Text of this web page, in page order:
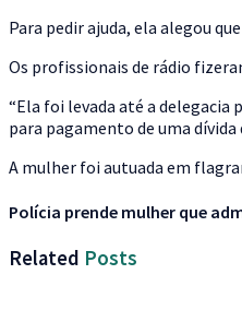
Para pedir ajuda, ela alegou
Os profissionais de rádio
“Ela foi levada até a delegacia
para pagamento de uma dívida
A mulher foi autuada em
Polícia prende mulher que
Related Posts